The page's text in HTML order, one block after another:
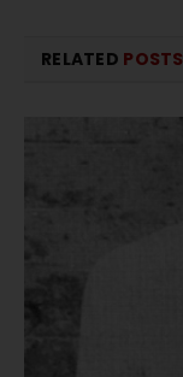
RELATED POSTS